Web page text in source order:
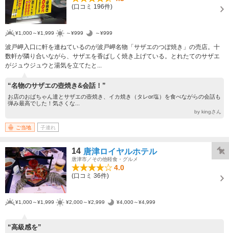
(口コミ 196件)
¥1,000～¥1,999 ～¥999 ～¥999
波戸岬入口に軒を連ねているのが波戸岬名物「サザエのつぼ焼き」の売店。十
数軒が隣り合いながら、サザエを香ばしく焼き上げている。とれたてのサザエ
がジュウジュウと湯気を立てたと...
“名物のサザエの壺焼き&会話！”
お店のおばちゃん達とサザエの壺焼き、イカ焼き（タレor塩）を食べながらの会話も
弾み最高でした！気さくな...
by kingさん
ご当地 子連れ
14 唐津ロイヤルホテル
唐津市／その他軽食・グルメ
4.0
(口コミ 36件)
¥1,000～¥1,999 ¥2,000～¥2,999 ¥4,000～¥4,999
“高級感を”